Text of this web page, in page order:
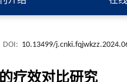
DOI: 10.13499/
疗效对比研究